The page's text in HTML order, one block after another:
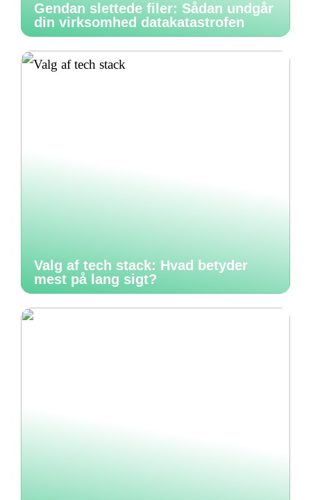
Gendan slettede filer: Sådan undgår
din virksomhed datakatastrofen
Valg af tech stack: Hvad betyder
mest på lang sigt?